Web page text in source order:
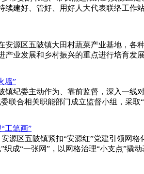
续建好、管好、用好人大代表联络工作
源区五陂镇大田村蔬菜产业基地，各
产业发展和乡村振兴的重点进行培育发
墙”
镇纪委主动作为、靠前监督，深入一线
合相关职能部门成立监督小组，采取“
工笔画”
源区五陂镇紧扣“安源红”党建引领网格
织成“一张网”，以网格治理“小支点”撬